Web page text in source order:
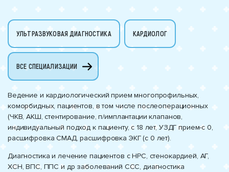
УЛЬТРАЗВУКОВАЯ ДИАГНОСТИКА КАРДИОЛОГ
ВСЕ СПЕЦИАЛИЗАЦИИ
Ведение и кардиологический прием многопрофильных,
коморбидных, пациентов, в том числе послеоперационных
(ЧКВ, АКШ, стентирование, п/имплантации клапанов,
индивидуальный подход к пациенту, с 18 лет, УЗДГ прием-с 0,
расшифровка СМАД, расшифровка ЭКГ (с 0 лет).
Диагностика и лечение пациентов с НРС, стенокардией, АГ,
ХСН, ВПС, ППС и др заболеваний ССС, диагностика